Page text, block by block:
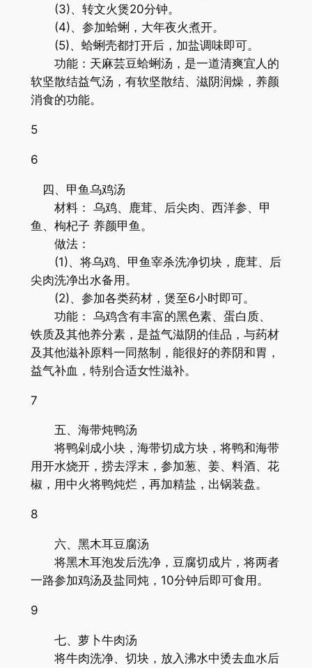
(3)、转文火煲20分钟。
(4)、参加蛤蜊，大年夜火煮开。
(5)、蛤蜊壳都打开后，加盐调味即可。
功能：天麻芸豆蛤蜊汤，是一道清爽宜人的
软坚散结益气汤，有软坚散结、滋阴润燥，养颜
消食的功能。
5
6
四、甲鱼乌鸡汤
材料： 乌鸡、鹿茸、后尖肉、西洋参、甲
鱼、枸杞子 养颜甲鱼。
做法：
(1)、将乌鸡、甲鱼宰杀洗净切块，鹿茸、后
尖肉洗净出水备用。
(2)、参加各类药材，煲至6小时即可。
功能： 乌鸡含有丰富的黑色素、蛋白质、
铁质及其他养分素，是益气滋阴的佳品，与药材
及其他滋补原料一同熬制，能很好的养阴和胃，
益气补血，特别合适女性滋补。
7
五、海带炖鸭汤
将鸭剁成小块，海带切成方块，将鸭和海带
用开水烧开，捞去浮末，参加葱、姜、料酒、花
椒，用中火将鸭炖烂，再加精盐，出锅装盘。
8
六、黑木耳豆腐汤
将黑木耳泡发后洗净，豆腐切成片，将两者
一路参加鸡汤及盐同炖，10分钟后即可食用。
9
七、萝卜牛肉汤
将牛肉洗净、切块，放入沸水中烫去血水后